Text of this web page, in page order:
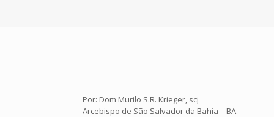
Por: Dom Murilo S.R. Krieger, scj
Arcebispo de São Salvador da Bahia – BA